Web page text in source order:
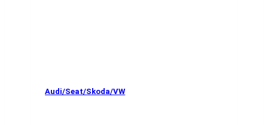
Audi/Seat/Skoda/VW